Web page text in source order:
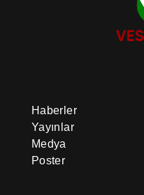
Haberler
Yayınlar
Medya
Poster